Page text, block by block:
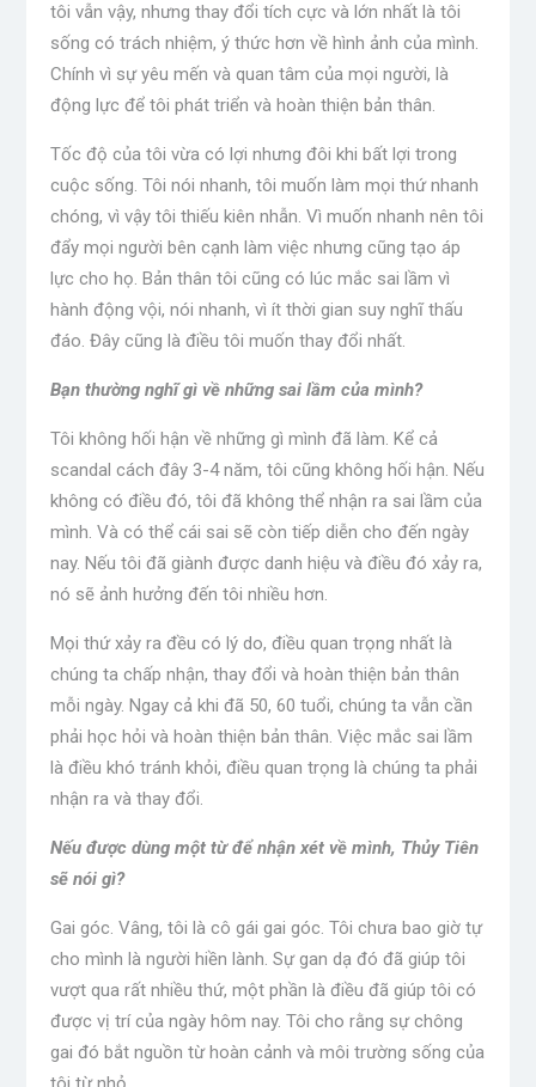
tôi vẫn vậy, nhưng thay đổi tích cực và lớn nhất là tôi
sống có trách nhiệm, ý thức hơn về hình ảnh của mình.
Chính vì sự yêu mến và quan tâm của mọi người, là
động lực để tôi phát triển và hoàn thiện bản thân.
Tốc độ của tôi vừa có lợi nhưng đôi khi bất lợi trong
cuộc sống. Tôi nói nhanh, tôi muốn làm mọi thứ nhanh
chóng, vì vậy tôi thiếu kiên nhẫn. Vì muốn nhanh nên tôi
đẩy mọi người bên cạnh làm việc nhưng cũng tạo áp
lực cho họ. Bản thân tôi cũng có lúc mắc sai lầm vì
hành động vội, nói nhanh, vì ít thời gian suy nghĩ thấu
đáo. Đây cũng là điều tôi muốn thay đổi nhất.
Bạn thường nghĩ gì về những sai lầm của mình?
Tôi không hối hận về những gì mình đã làm. Kể cả
scandal cách đây 3-4 năm, tôi cũng không hối hận. Nếu
không có điều đó, tôi đã không thể nhận ra sai lầm của
mình. Và có thể cái sai sẽ còn tiếp diễn cho đến ngày
nay. Nếu tôi đã giành được danh hiệu và điều đó xảy ra,
nó sẽ ảnh hưởng đến tôi nhiều hơn.
Mọi thứ xảy ra đều có lý do, điều quan trọng nhất là
chúng ta chấp nhận, thay đổi và hoàn thiện bản thân
mỗi ngày. Ngay cả khi đã 50, 60 tuổi, chúng ta vẫn cần
phải học hỏi và hoàn thiện bản thân. Việc mắc sai lầm
là điều khó tránh khỏi, điều quan trọng là chúng ta phải
nhận ra và thay đổi.
Nếu được dùng một từ để nhận xét về mình, Thủy Tiên
sẽ nói gì?
Gai góc. Vâng, tôi là cô gái gai góc. Tôi chưa bao giờ tự
cho mình là người hiền lành. Sự gan dạ đó đã giúp tôi
vượt qua rất nhiều thứ, một phần là điều đã giúp tôi có
được vị trí của ngày hôm nay. Tôi cho rằng sự chông
gai đó bắt nguồn từ hoàn cảnh và môi trường sống của